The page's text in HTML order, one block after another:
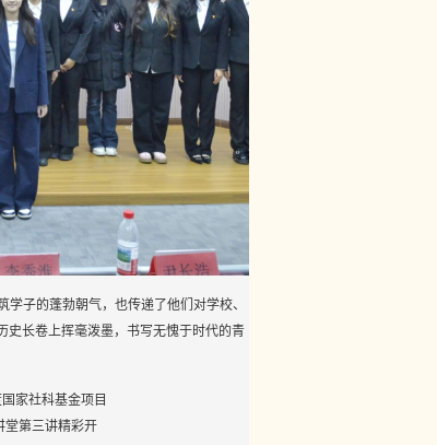
子的蓬勃朝气，也传递了他们对学校、
史长卷上挥毫泼墨，书写无愧于时代的青
家社科基金项目
第三讲精彩开